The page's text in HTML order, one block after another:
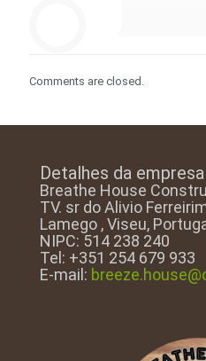
Comments are closed.
Detalhes da empresa
Breathe House
TV. sr do Alivio
Lamego , Viseu,
NIPC: 514 238 240
Tel: +351 254 679 933
E-mail: